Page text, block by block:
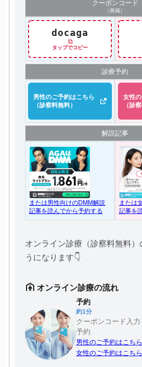
クーポン コード
（再掲）
docaga
⧉
タップでコピー
診療予約
男性のご予約はこちら
（診察料無料）
女性
（診
解説記事
または男性向けのDMM解説
記事を読んでから予約する
または
記事を
オンライン診療（診察料無料）
うになります👇
オンライン診療の流れ
予約
約1分
クーポンコード入
予約
男性のご予約はこち
女性のご予約はこち